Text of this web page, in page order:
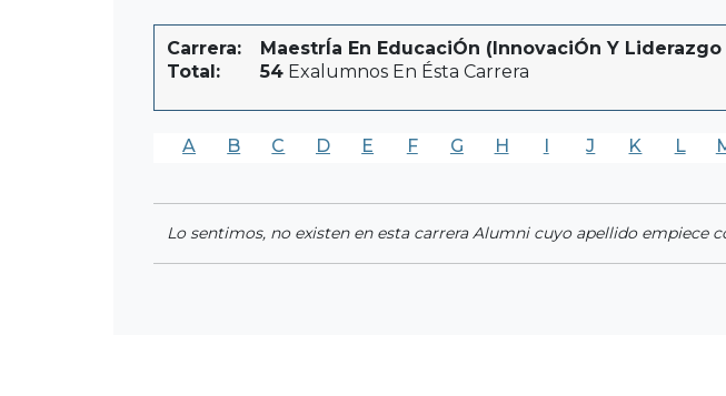
Carrera:
MaestrÍa En EducaciÓn (innovaciÓn Y
Total:
54 Exalumnos En Ésta Carrera
A B C D E F G H I J K L
Lo sentimos, no existen en esta carrera Alumni cuyo apellido empiece